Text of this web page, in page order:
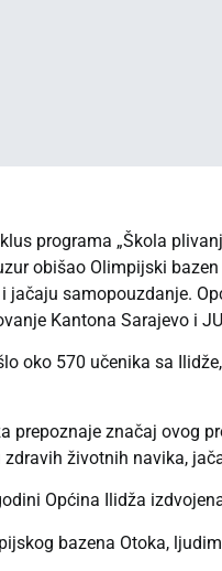
programa „Škola
obišao Olimpijski
jačaju samopouzdanje.
Kantona Sarajevo i
oko 570 učenika sa
prepoznaje značaj ovog
životnih navika,
Općina Ilidža
bazena Otoka,